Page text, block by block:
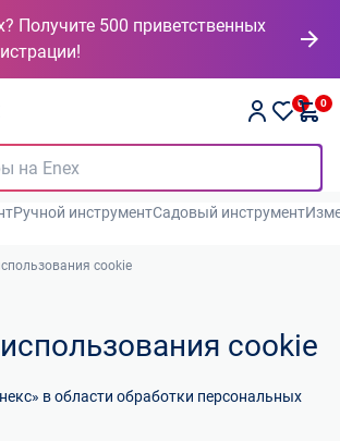
Получите 500 приветственных
0 0
Ручной инструментСадовый инструмент
cookie
cookie
в области обработки персональных